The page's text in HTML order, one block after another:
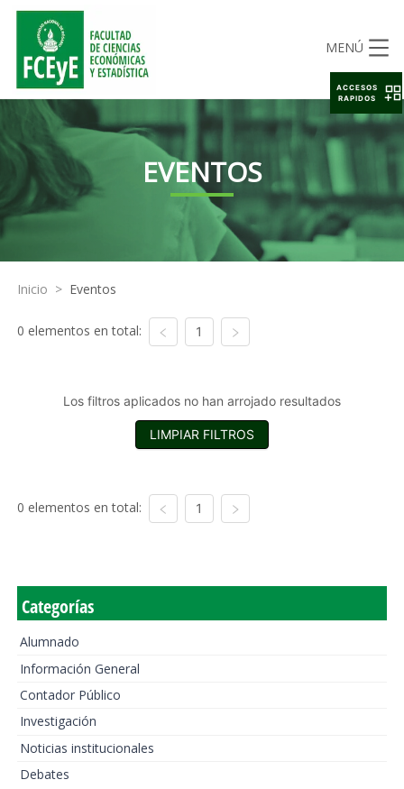
MENÚ
EVENTOS
Inicio > Eventos
0 elementos en total: 1
Los filtros aplicados no han arrojado resultados
LIMPIAR FILTROS
0 elementos en total: 1
Categorías
Alumnado
Información General
Contador Público
Investigación
Noticias institucionales
Debates
ACCESOS
RAPIDOS